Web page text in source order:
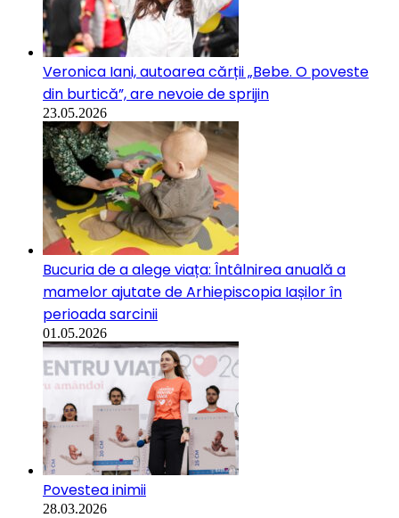
Veronica Iani, autoarea cărții „Bebe. O poveste
din burtică”, are nevoie de sprijin
23.05.2026
Bucuria de a alege viața: Întâlnirea anuală a
mamelor ajutate de Arhiepiscopia Iașilor în
perioada sarcinii
01.05.2026
Povestea inimii
28.03.2026